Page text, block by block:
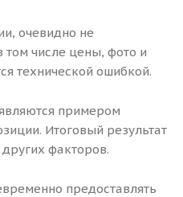
очевидно не
том числе цены, фото и
технической ошибкой.
примером
Итоговый результат
других факторов.
предоставлять